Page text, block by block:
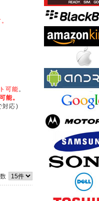
可能 。
能。
対応)